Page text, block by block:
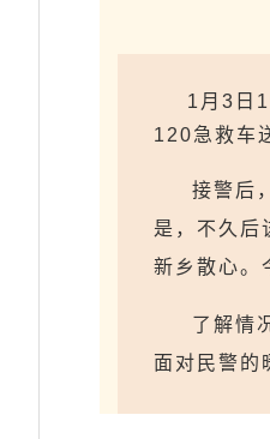
1月3日
120急救车
接警后
是，不久后
新乡散心。
了解情
面对民警的